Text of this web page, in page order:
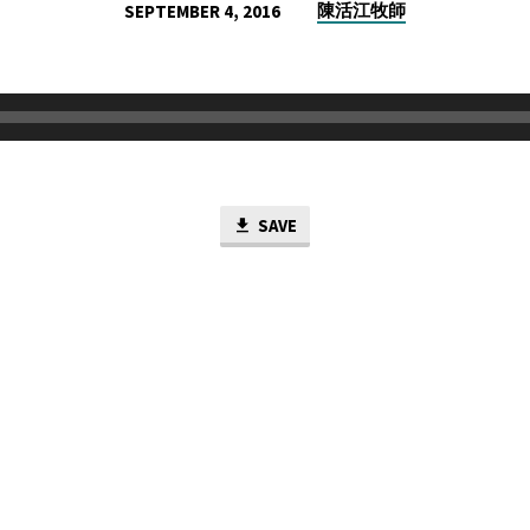
SEPTEMBER 4, 2016 陳活江牧師
SAVE